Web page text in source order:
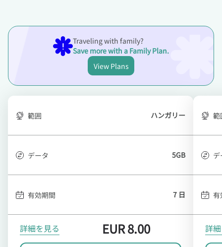
Traveling with family?
Save more with a Family Plan.
View Plans
範囲 ハンガリー
データ 5GB
有効期間 7 日
詳細を見る EUR8.00
範
有
詳